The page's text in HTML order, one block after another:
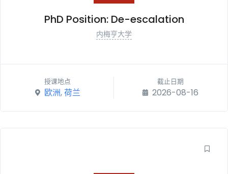
PhD Position: De-escalation
内梅亨大学
授课地点
欧洲,荷兰
截止日期
2026-08-16